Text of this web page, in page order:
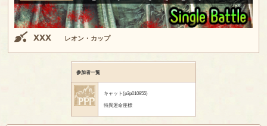
xxx レオン・カップ
参加者一覧
キャット(p3p010955)
特異運命座標